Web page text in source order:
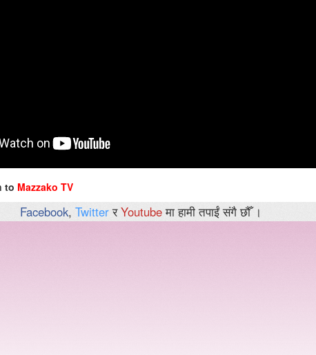
to Mazzako TV
Facebook, TwitterरYoutubeमा हामी तपाईं संगै छौँ ।